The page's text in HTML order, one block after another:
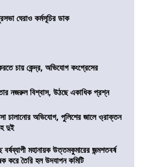
ঘেরাও কর্মসূচির ডাক
চায় কেন্দ্র, অভিযোগ কংগ্রেসের
নজরুল বিশ্বাস, উঠছে একাধিক প্রশ্ন
চালানোর অভিযোগ, পুলিশের জালে ও্রাক্তন
দুই
মহানায়ক উত্তমকুমারের জন্মশতবর্ষ
করে তৈরি হল উদযাপন কমিটি